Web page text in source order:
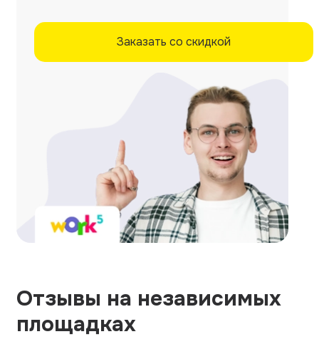
Заказать со скидкой
Отзывы на независимых
площадках